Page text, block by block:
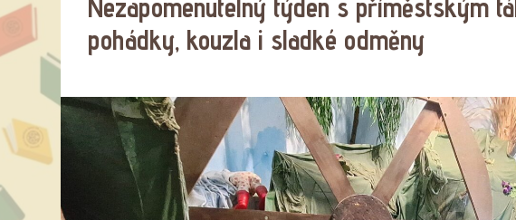
Nezapomenutelný týden s příměstským
pohádky, kouzla i sladké odměny